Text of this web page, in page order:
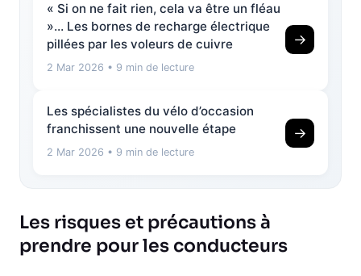
« Si on ne fait rien, cela va être un fléau
»… Les bornes de recharge électrique
pillées par les voleurs de cuivre
2 Mar 2026 • 9 min de lecture
→
Les spécialistes du vélo d’occasion
franchissent une nouvelle étape
2 Mar 2026 • 9 min de lecture
→
Les risques et précautions à
prendre pour les conducteurs